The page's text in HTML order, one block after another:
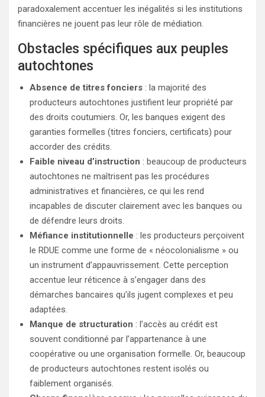
paradoxalement accentuer les inégalités si les institutions
financières ne jouent pas leur rôle de médiation.
Obstacles spécifiques aux peuples
autochtones
Absence de titres fonciers : la majorité des
producteurs autochtones justifient leur propriété par
des droits coutumiers. Or, les banques exigent des
garanties formelles (titres fonciers, certificats) pour
accorder des crédits.
Faible niveau d’instruction : beaucoup de producteurs
autochtones ne maîtrisent pas les procédures
administratives et financières, ce qui les rend
incapables de discuter clairement avec les banques ou
de défendre leurs droits.
Méfiance institutionnelle : les producteurs perçoivent
le RDUE comme une forme de « néocolonialisme » ou
un instrument d’appauvrissement. Cette perception
accentue leur réticence à s’engager dans des
démarches bancaires qu’ils jugent complexes et peu
adaptées.
Manque de structuration : l’accès au crédit est
souvent conditionné par l’appartenance à une
coopérative ou une organisation formelle. Or, beaucoup
de producteurs autochtones restent isolés ou
faiblement organisés.